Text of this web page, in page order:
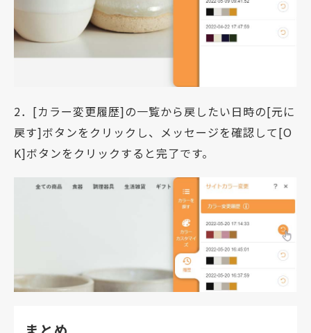
2．[カラー変更履歴]の一覧から戻したい日時の[元に
戻す]ボタンをクリックし、メッセージを確認して[O
K]ボタンをクリックすると完了です。